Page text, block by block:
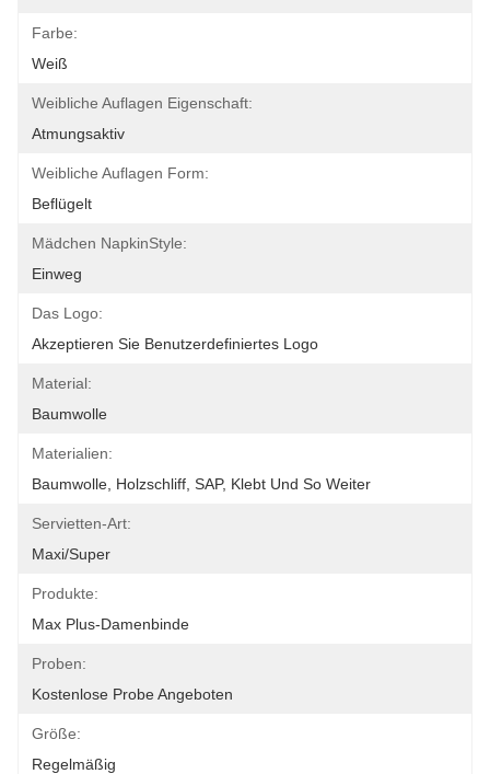
Farbe:
Weiß
Weibliche Auflagen Eigenschaft:
Atmungsaktiv
Weibliche Auflagen Form:
Beflügelt
Mädchen NapkinStyle:
Einweg
Das Logo:
Akzeptieren Sie Benutzerdefiniertes Logo
Material:
Baumwolle
Materialien:
Baumwolle, Holzschliff, SAP, Klebt Und So Weiter
Servietten-Art:
Maxi/Super
Produkte:
Max Plus-Damenbinde
Proben:
Kostenlose Probe Angeboten
Größe:
Regelmäßig